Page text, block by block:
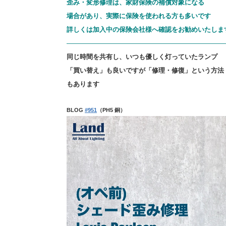
歪み・変形修理は、 家財保険の補償対象になる
場合があり、 実際に保険を使われる方も多いです
詳しくは加入中の保険会社様へ確認をお勧めいたしま
同じ時間を共有し、いつも優しく灯っていたランプ
「買い替え」も良いですが「修理・修復」という方法
もあります
BLOG #951 （PH5 銅）